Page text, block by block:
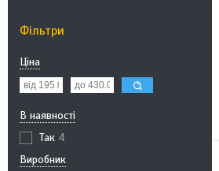
Фільтри
Ціна
В наявності
Так 4
Виробник